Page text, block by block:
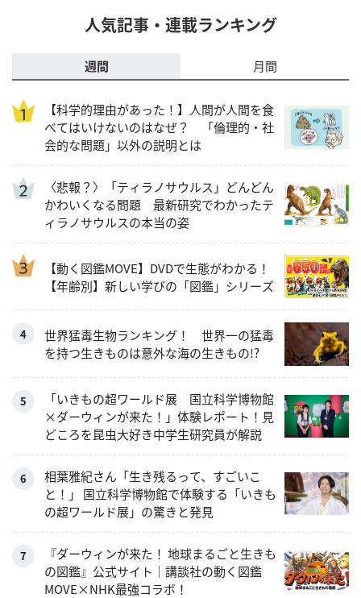
人気記事・連載ランキング
週間 月間
【科学的理由があった！】人間が人間を食
べてはいけないのはなぜ？ 「倫理的・社
会的な問題」以外の説明とは
〈悲報？〉「ティラノサウルス」どんどん
かわいくなる問題 最新研究でわかったテ
ィラノサウルスの本当の姿
【動く図鑑MOVE】DVDで生態がわかる！
【年齢別】新しい学びの「図鑑」シリーズ
世界猛毒生物ランキング！ 世界一の猛毒
を持つ生きものは意外な海の生きもの!?
「いきもの超ワールド展 国立科学博物館
×ダーウィンが来た！」体験レポート！見
どころを昆虫大好き中学生研究員が解説
相葉雅紀さん「生き残るって、すごいこ
と！」 国立科学博物館で体験する「いきも
の超ワールド展」の驚きと発見
『ダーウィンが来た！ 地球まるごと生きも
の図鑑』公式サイト｜講談社の動く図鑑
MOVE×NHK最強コラボ！